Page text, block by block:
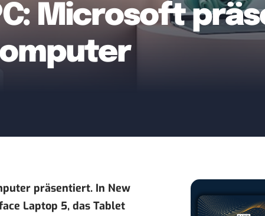
Microsoft
präsentiert. In New
Laptop 5, das Tablet